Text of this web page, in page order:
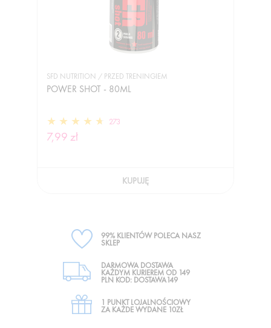
SFD NUTRITION / PRZED TRENINGIEM
POWER SHOT - 80ML
273
7,99 zł
KUPUJĘ
99% KLIENTÓW POLECA NASZ
SKLEP
DARMOWA DOSTAWA
KAŻDYM KURIEREM OD 149
PLN KOD: DOSTAWA149
1 PUNKT LOJALNOŚCIOWY
ZA KAŻDE WYDANE 10ZŁ